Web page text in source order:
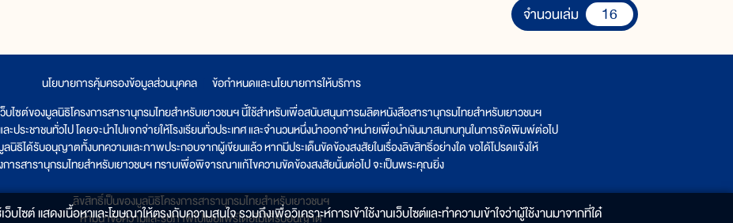
จำนวนเล่ม 16
นโยบายการคุ้มครองข้อมูลส่วนบุคคล
ข้อกำหนดและนโยบายการให้บริการ
ไซต์ของมูลนิธิโครงการสารานุกรมไทยสำหรับเยาวชนฯ นี้ใช้สำหรับเพื่อสนับสนุนการผลิตหนังสือสารานุกรมไทยสำหรับเยาวชนฯ
ละประชาชนทั่วไป โดยจะนำไปแจกจ่ายให้โรงเรียนทั่วประเทศ และจำนวนหนึ่งนำออกจำหน่ายเพื่อนำเงินมาสมทบทุนในการจัดพิมพ์ต่อไป
นิธิได้รับอนุญาตทั้งบทความและภาพประกอบจากผู้เขียนแล้ว หากมีประเด็นขัดข้องสงสัยในเรื่องลิขสิทธิ์อย่างใด ขอได้โปรดแจ้งให้
การสารานุกรมไทยสำหรับเยาวชนฯ ทราบเพื่อพิจารณาแก้ไขความขัดข้องสงสัยนั้นต่อไป จะเป็นพระคุณยิ่ง
ลิขสิทธิ์เป็นของมูลนิธิโครงการสารานุกรมไทยสำหรับเยาวชนฯ
ห้ามนำข้อความและรูปภาพไปเผยแพร่โดยไม่ได้รับอนุญาต
ไซต์ แสดงเนื้อหาและโฆษณาให้ตรงกับความสนใจ รวมถึงเพื่อวิเคราะห์การเข้าใช้งานเว็บไซต์และทำความเข้าใจว่าผู้ใช้งานมาจากที่ใด๋